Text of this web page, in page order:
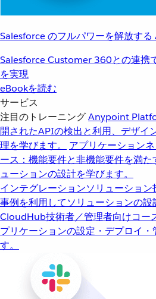
Salesforce のフルパワーを解放する
Salesforce Customer 360との連携
を実現
eBookを読む
サービス
注目のトレーニングAnypoint
開されたAPIの検出と利用、デザイ
理を学びます。
アプリケーション
ース：機能要件と非機能要件を満
ューションの設計を学びます。
インテグレーションソリューション
事例を利用してソリューションの設
CloudHub技術者／管理者向けコー
プリケーションの設定・デプロイ
す。